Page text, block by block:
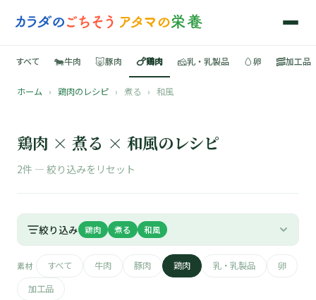
📚
🐄
🐷
🍗
すべて 🐄牛肉 🐷豚肉 🍗鶏肉 🧀乳・乳製品 🥚卵 🥓加工品
ホーム › 鶏肉のレシピ › 煮る › 和風
鶏肉 × 煮る × 和風のレシピ
2件 — 絞り込みをリセット
絞り込み 鶏肉 煮る 和風
素材 すべて 牛肉 豚肉 鶏肉 乳・乳製品
卵
加工品